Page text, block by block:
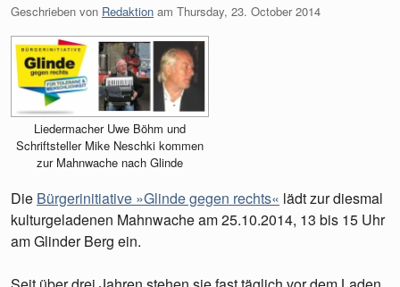
Geschrieben von Redaktion am Thursday, 23. October 2014
Liedermacher Uwe Böhm und
Schriftsteller Mike Neschki kommen
zur Mahnwache nach Glinde
Die Bürgerinitiative »Glinde gegen rechts« lädt zur diesmal
kulturgeladenen Mahnwache am 25.10.2014, 13 bis 15 Uhr
am Glinder Berg ein.